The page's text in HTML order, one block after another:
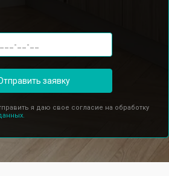
заявку
я даю свое согласие на обработку